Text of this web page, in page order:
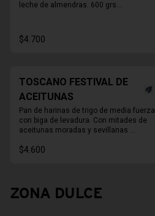
leche de almendras. 600 grs
$4.700
TOSCANO FESTIVAL DE
ACEITUNAS
Pan de harinas de trigo de media fuerza
con biga de levadura. Con mitades de
aceitunas moradas y sevillanas
$4.600
ZONA DULCE